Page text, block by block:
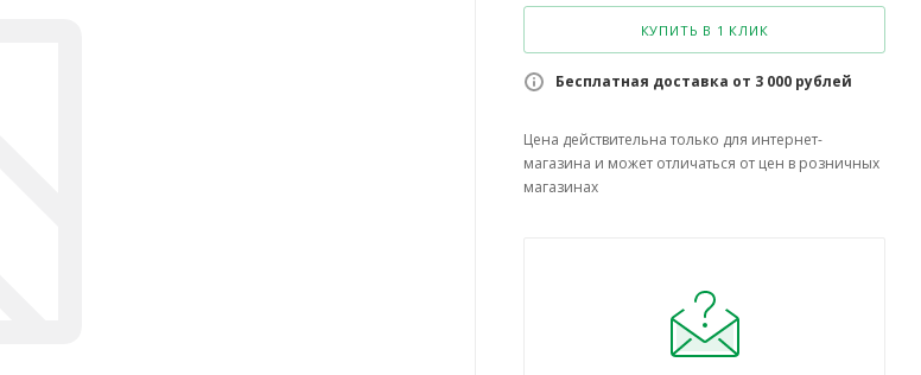
КУПИТЬ В 1 КЛИК
Бесплатная доставка от 3 000 рублей
Цена действительна только для интернет-
магазина и может отличаться от цен в розничных
магазинах